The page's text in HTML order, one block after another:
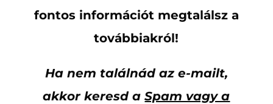
fontos információt megtalálsz a
továbbiakról!
Ha nem találnád az e-mailt,
akkor keresd aSpam vagy a